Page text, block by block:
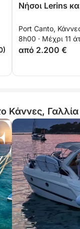
Νήσοι Lerins
Port Canto,
8h00 · Μέχρι 11
από 2.200 €
Κάννες, Γαλλία